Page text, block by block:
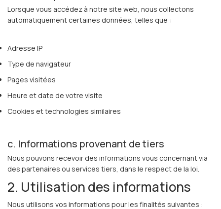
Lorsque vous accédez à notre site web, nous collectons
automatiquement certaines données, telles que :
Adresse IP
Type de navigateur
Pages visitées
Heure et date de votre visite
Cookies et technologies similaires
c. Informations provenant de tiers
Nous pouvons recevoir des informations vous concernant via
des partenaires ou services tiers, dans le respect de la loi.
2. Utilisation des informations
Nous utilisons vos informations pour les finalités suivantes :